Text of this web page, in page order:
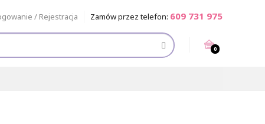
/ Rejestracja Zamów przez telefon: 609 731 975
0